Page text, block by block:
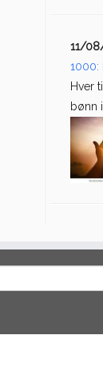
11/
1000:
Hver
bønn i